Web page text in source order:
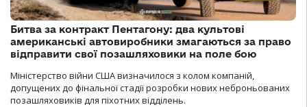
Битва за контракт Пентагону: два культові
американські автовиробники змагаються за право
відправити свої позашляховики на поле бою
Міністерство війни США визначилося з колом компаній,
допущених до фінальної стадії розробки нових неброньованих
позашляховиків для піхотних відділень.